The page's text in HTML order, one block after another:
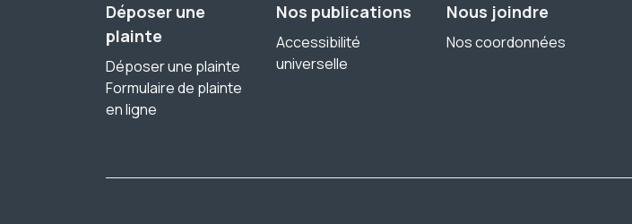
Déposer une
plainte
Déposer une plainte
Formulaire de plainte
en ligne
Nos publications
Accessibilité
universelle
Nous joindre
Nos coordonnées